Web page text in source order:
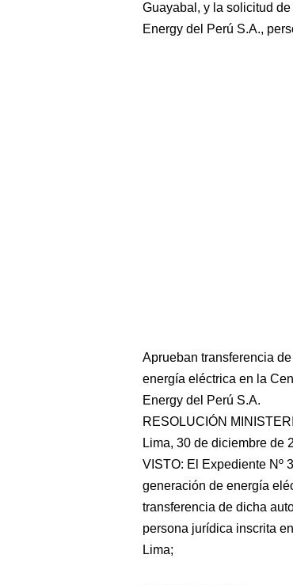
Guayabal, y la solicitud
Energy del Perú S.A.,
Aprueban transferencia
energía eléctrica en la
Energy del Perú S.A.
RESOLUCIÓN
Lima, 30 de diciembre de
VISTO: El Expediente Nº
generación de energía
transferencia de dicha
persona jurídica inscrita
Lima;